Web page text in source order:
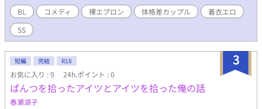
BL コメディ 裸エプロン 体格差カップル
着衣エロ
SS
3
短編 完結 R18
お気に入り : 9 24h.ポイント : 0
ぱんつを拾ったアイツとアイツを拾った俺の話
春瀬湖子